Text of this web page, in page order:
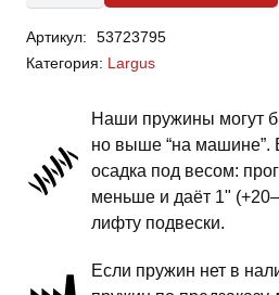
Largus
-
подвески
-
комфорт
Артикул:
53723795
Категория: Largus
Наши пружины могут
но выше “на машине”.
осадка под весом:
меньше и даёт 1"
лифту подвески.
Если пружин нет в